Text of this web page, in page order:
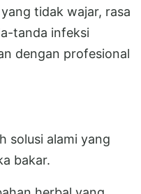
tidak wajar, rasa
tanda infeksi
dengan profesional
solusi alami yang
bakar.